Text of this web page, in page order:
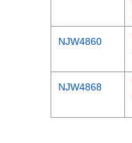
NJW4860
NJW4868